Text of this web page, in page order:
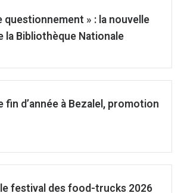
questionnement » : la nouvelle
la Bibliothèque Nationale
fin d’année à Bezalel, promotion
festival des food-trucks 2026